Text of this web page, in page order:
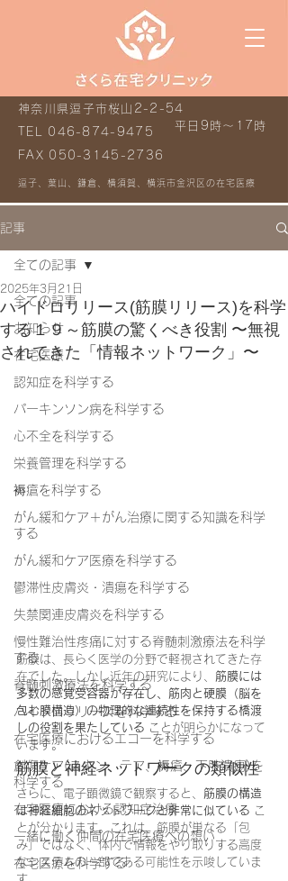
平日9時～17時
神奈川県逗子市桜山2-2-54
TEL 046-874-9475
FAX 050-3145-2736
逗子、葉山、鎌倉、横須賀、横浜市金沢区の在宅医療
記事
全ての記事
お知らせ
在宅医療
認知症を科学する
パーキンソン病を科学する
心不全を科学する
栄養管理を科学する
褥瘡を科学する
がん緩和ケア＋がん治療に関する知識を科学
する
がん緩和ケア医療を科学する
鬱滞性皮膚炎・潰瘍を科学する
失禁関連皮膚炎を科学する
慢性難治性疼痛に対する脊髄刺激療法を科学
する
脊髄刺激療法を科学する
ハイドロリリースを科学する
在宅医療におけるエコーを科学する
創傷ケア(スキン テア、褥瘡、下肢潰瘍)を
科学する
在宅医療における認知症治療
一緒に働く仲間の在宅医療への想い
在宅医療を科学する
全ての記事
ハイドロリリース(筋膜リリース)を科学
する１９～筋膜の驚くべき役割 〜無視
されてきた「情報ネットワーク」〜
2025年3月21日
筋膜は、長らく医学の分野で軽視されてきた存
在でした。しかし近年の研究により、 筋膜には
多数の感覚受容器が存在し、筋肉と硬膜（脳を
包む膜構造）の物理的な連続性を保持する橋渡
しの役割を果たしている ことが明らかになって
います。
筋膜と神経ネットワークの類似性
さらに、電子顕微鏡で観察すると、 筋膜の構造
は神経細胞のネットワークと非常に似ている こ
とが分かります。これは、筋膜が単なる「包
み」ではなく、体内で情報をやり取りする高度
なシステムの一部である可能性を示唆していま